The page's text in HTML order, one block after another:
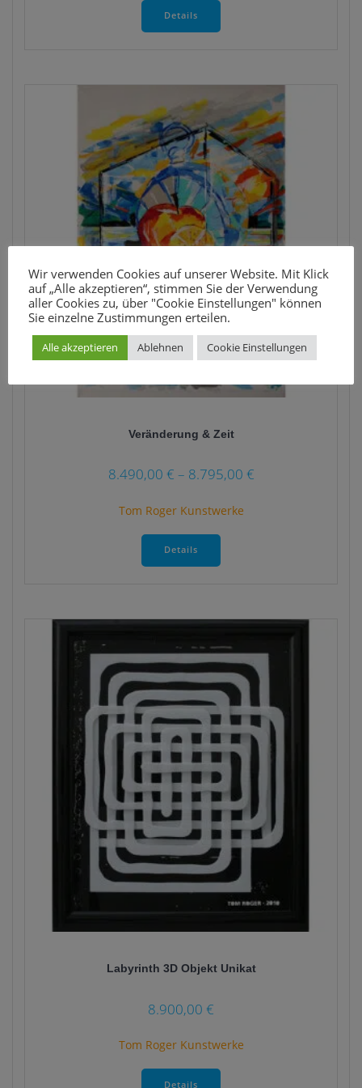
Details
weist
auf.
Optionen
können
auf
der
Produktseite
gewählt
werden
Veränderung & Zeit
8.490,00 € – 8.795,00 €
Tom Roger Kunstwerke
Details
Dieses
weist
auf.
Optionen
können
auf
der
Produktseite
gewählt
werden
Labyrinth 3D Objekt Unikat
8.900,00 €
Tom Roger Kunstwerke
Details
Dieses
Wir verwenden Cookies auf unserer Website. Mit Klick
auf „Alle akzeptieren“, stimmen Sie der Verwendung
aller Cookies zu, über "Cookie Einstellungen" können
Sie einzelne Zustimmungen erteilen.
Alle akzeptieren Ablehnen Cookie Einstellungen